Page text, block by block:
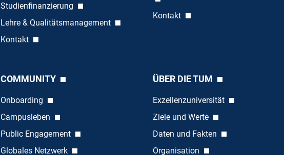
Studienfinanzierung
Lehre & Qualitätsmanagement
Kontakt
Kontakt
COMMUNITY
Onboarding
Campusleben
Public Engagement
Globales Netzwerk
ÜBER DIE TUM
Exzellenzuniversität
Ziele und Werte
Daten und Fakten
Organisation